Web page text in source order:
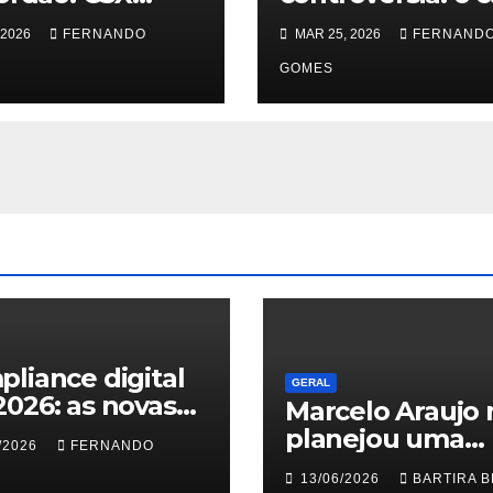
une
e
com
de
FERNANDO
Andressa Urach
Quimbanda
reacende debate
sobre limites do
MAR 25, 2026
GOMES
digital
as novas
do TSE
deepfakes e
FERNANDO
GERAL
Marcelo Araujo
planejou uma
grande carreira.
13/06/2026 BARTIRA